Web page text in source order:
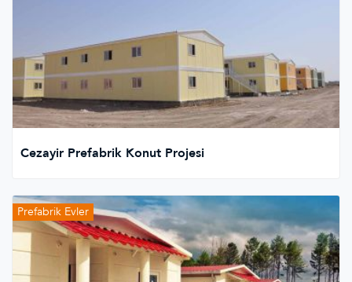
Cezayir Prefabrik Konut Projesi
Prefabrik Evler